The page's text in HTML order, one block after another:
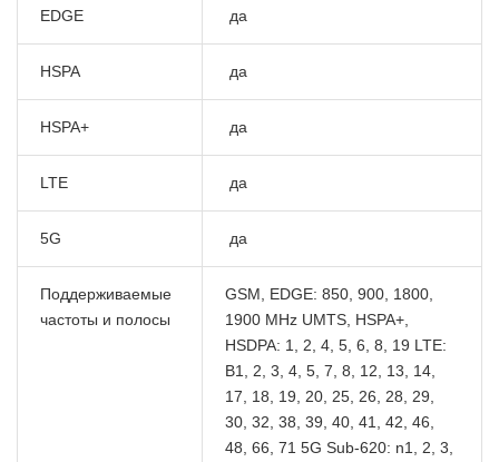
EDGE да
HSPA да
HSPA+ да
LTE да
5G да
Поддерживаемые
частоты и полосы
GSM, EDGE: 850, 900, 1800,
1900 MHz UMTS, HSPA+,
HSDPA: 1, 2, 4, 5, 6, 8, 19 LTE:
B1, 2, 3, 4, 5, 7, 8, 12, 13, 14,
17, 18, 19, 20, 25, 26, 28, 29,
30, 32, 38, 39, 40, 41, 42, 46,
48, 66, 71 5G Sub-620: n1, 2, 3,